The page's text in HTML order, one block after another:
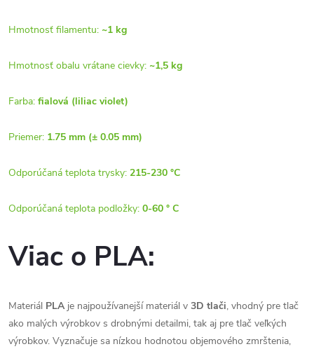
Hmotnosť filamentu: ~1 kg
Hmotnosť obalu vrátane cievky: ~1,5 kg
Farba: fialová (liliac violet)
Priemer: 1.75 mm (± 0.05 mm)
Odporúčaná teplota trysky: 215-230 °C
Odporúčaná teplota podložky: 0-60 ° C
Viac o PLA:
Materiál PLAje najpoužívanejší materiál v 3D tlači, vhodný pre tlač
ako malých výrobkov s drobnými detailmi, tak aj pre tlač veľkých
výrobkov. Vyznačuje sa nízkou hodnotou objemového zmrštenia,